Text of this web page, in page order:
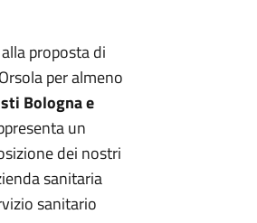
proposta di
per almeno
Bologna e
un
dei nostri
sanitaria
sanitario